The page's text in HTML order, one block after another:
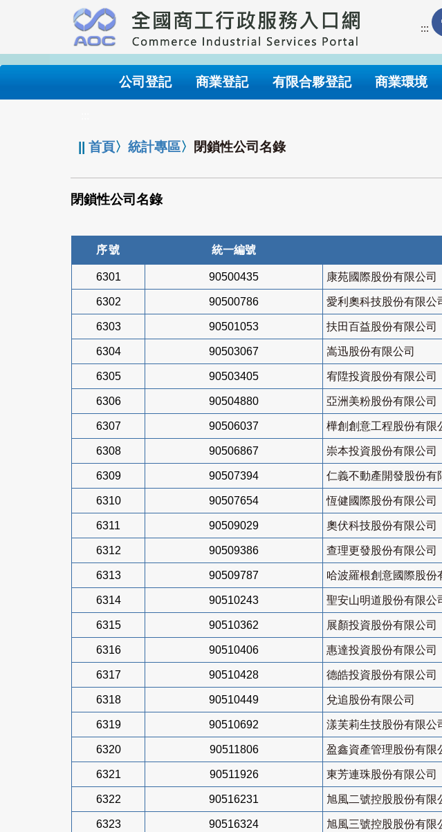
要
內
:::
公司登記 商業登記 有限合夥登記 商業環境
||首頁〉統計專區〉 閉鎖性公司名錄
閉鎖性公司名錄
序號 統一編號
6301 90500435 康苑國際股份有限公司
6302 90500786 愛利奧科技股份有限公
6303 90501053 扶田百益股份有限公司
6304 90503067 嵩迅股份有限公司
6305 90503405 宥陞投資股份有限公司
6306 90504880 亞洲美粉股份有限公司
6307 90506037 樺創創意工程股份有限
6308 90506867 崇本投資股份有限公司
6309 90507394 仁義不動產開發股份有
6310 90507654 恆健國際股份有限公司
6311 90509029 奧伏科技股份有限公司
6312 90509386 查理更發股份有限公司
6313 90509787 哈波羅根創意國際股份
6314 90510243 聖安山明道股份有限公
6315 90510362 展顏投資股份有限公司
6316 90510406 惠達投資股份有限公司
6317 90510428 德皓投資股份有限公司
6318 90510449 兌追股份有限公司
6319 90510692 漾芙莉生技股份有限公
6320 90511806 盈鑫資產管理股份有限
6321 90511926 東芳連珠股份有限公司
6322 90516231 旭風二號控股股份有限
6323 90516324 旭風三號控股股份有限